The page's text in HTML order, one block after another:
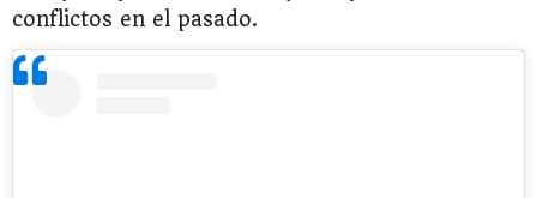
conflictos en el pasado.